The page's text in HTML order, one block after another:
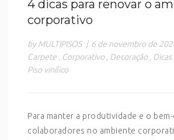
4 dicas para renovar o
corporativo
by MULTIPISOS | 6 de novembro de
Carpete , Corporativo , Decoração , Dicas
Piso vinílico
Para manter a produtividade e o
colaboradores no ambiente